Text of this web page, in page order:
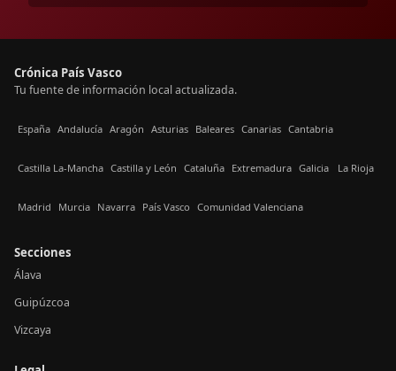
Crónica País Vasco
Tu fuente de información local actualizada.
España Andalucía Aragón Asturias Baleares Canarias Cantabria
Castilla La-Mancha Castilla y León Cataluña Extremadura Galicia La Rioja
Madrid Murcia Navarra País Vasco Comunidad Valenciana
Secciones
Álava
Guipúzcoa
Vizcaya